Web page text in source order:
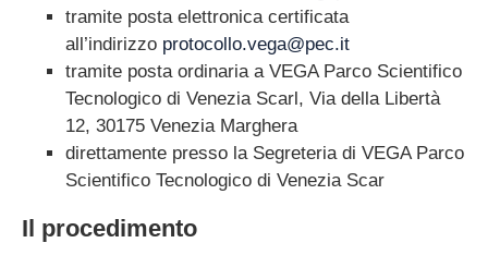
altri vantaggi
Bilanci
Beni immobili e
gestione del
patrimonio
Controlli e rilievi
sull’amministrazione
Altri contenuti –
accesso civico
tramite posta elettronica certificata
all’indirizzo protocollo.vega@pec.it
tramite posta ordinaria a VEGA Parco Scientifico
Tecnologico di Venezia Scarl, Via della Libertà
12, 30175 Venezia Marghera
direttamente presso la Segreteria di VEGA Parco
Scientifico Tecnologico di Venezia Scar
Il procedimento